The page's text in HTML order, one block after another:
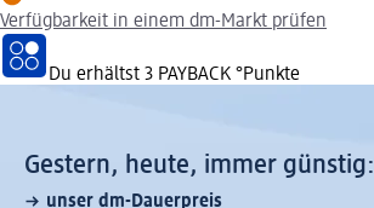
Verfügbarkeit in einem dm-Markt prüfen
Du erhältst 3 PAYBACK °Punkte
Gestern, heute, immer günstig:
unser dm-Dauerpreis